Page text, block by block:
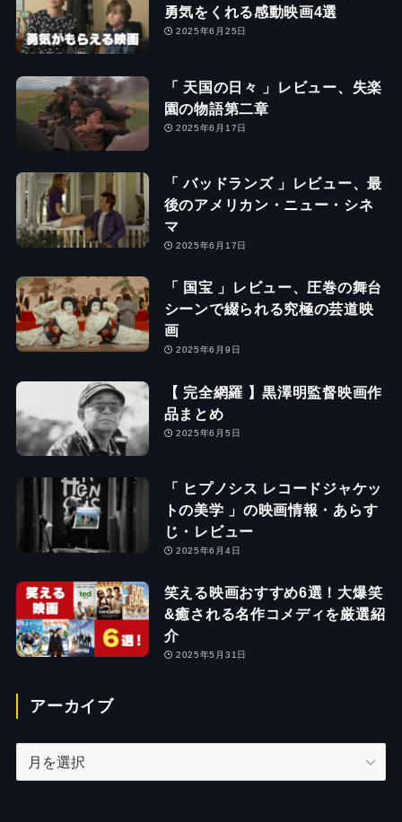
勇気をくれる感動映画4選
2025年6月25日
「 天国の日々 」レビュー、失楽
園の物語第二章
2025年6月17日
「 バッドランズ 」レビュー、最
後のアメリカン・ニュー・シネ
マ
2025年6月17日
「 国宝 」レビュー、圧巻の舞台
シーンで綴られる究極の芸道映
画
2025年6月9日
【 完全網羅 】黒澤明監督映画作
品まとめ
2025年6月5日
「 ヒプノシス レコードジャケッ
トの美学 」の映画情報・あらす
じ・レビュー
2025年6月4日
笑える映画おすすめ6選！大爆笑
&癒される名作コメディを厳選紹
介
2025年5月31日
アーカイブ
ー